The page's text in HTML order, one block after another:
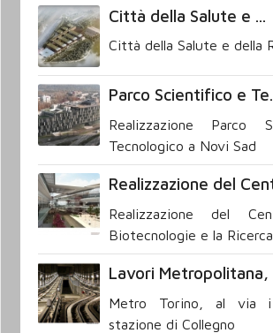
Città della Salute e ...
Città della Salute e della
Parco Scientifico e
Realizzazione Parco
Tecnologico a Novi Sad
Realizzazione del
Realizzazione del
Biotecnologie e la Ricerca
Lavori Metropolitana,
Metro Torino, al via i
stazione di Collegno